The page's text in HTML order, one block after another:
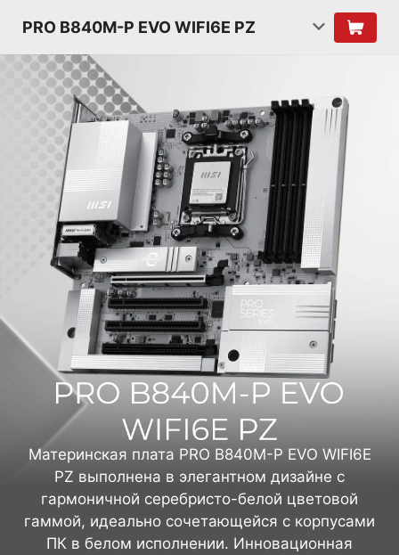
PRO B840M-P EVO WIFI6E PZ
Материнская плата PRO B840M-P EVO WIFI6E
PZ выполнена в элегантном дизайне с
гармоничной серебристо-белой цветовой
гаммой, идеально сочетающейся с корпусами
ПК в белом исполнении. Инновационная